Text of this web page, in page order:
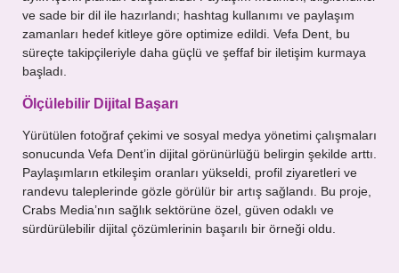
ve sade bir dil ile hazırlandı; hashtag kullanımı ve paylaşım
zamanları hedef kitleye göre optimize edildi. Vefa Dent, bu
süreçte takipçileriyle daha güçlü ve şeffaf bir iletişim kurmaya
başladı.
Ölçülebilir Dijital Başarı
Yürütülen fotoğraf çekimi ve sosyal medya yönetimi çalışmaları
sonucunda Vefa Dent’in dijital görünürlüğü belirgin şekilde arttı.
Paylaşımların etkileşim oranları yükseldi, profil ziyaretleri ve
randevu taleplerinde gözle görülür bir artış sağlandı. Bu proje,
Crabs Media’nın sağlık sektörüne özel, güven odaklı ve
sürdürülebilir dijital çözümlerinin başarılı bir örneği oldu.